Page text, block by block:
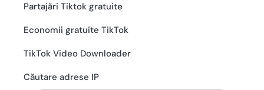
Partajări Tiktok gratuite
Economii gratuite TikTok
TikTok Video Downloader
Căutare adrese IP